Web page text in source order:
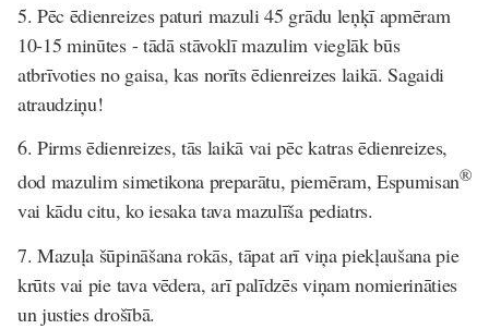
5. Pēc ēdienreizes paturi mazuli 45 grādu leņķī apmēram
10-15 minūtes - tādā stāvoklī mazulim vieglāk būs
atbrīvoties no gaisa, kas norīts ēdienreizes laikā. Sagaidi
atraudziņu!
6. Pirms ēdienreizes, tās laikā vai pēc katras ēdienreizes,
dod mazulim simetikona preparātu, piemēram, Espumisan®
vai kādu citu, ko iesaka tava mazulīša pediatrs.
7. Mazuļa šūpināšana rokās, tāpat arī viņa piekļaušana pie
krūts vai pie tava vēdera, arī palīdzēs viņam nomierināties
un justies drošībā.